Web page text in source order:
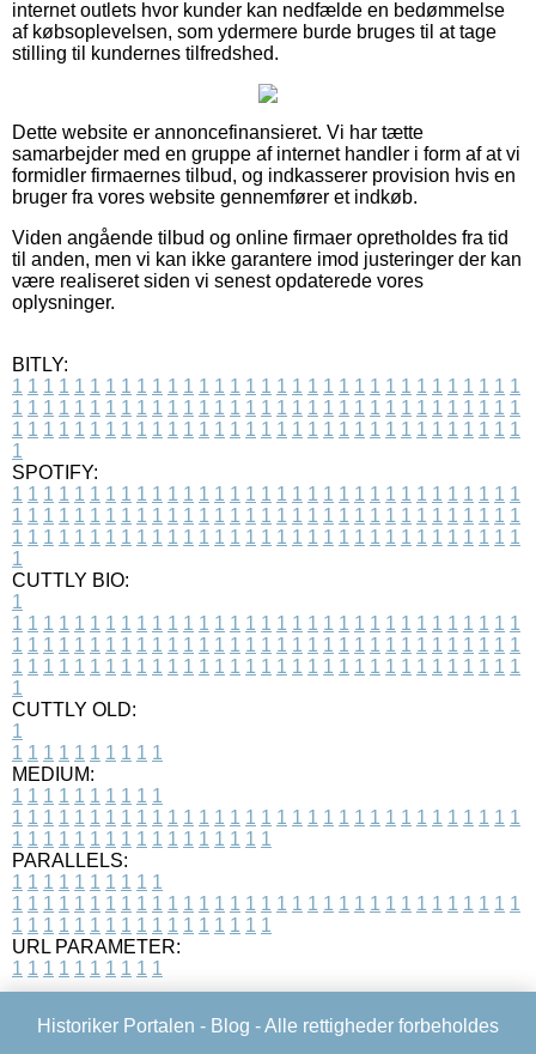
internet outlets hvor kunder kan nedfælde en bedømmelse
af købsoplevelsen, som ydermere burde bruges til at tage
stilling til kundernes tilfredshed.
Dette website er annoncefinansieret. Vi har tætte
samarbejder med en gruppe af internet handler i form af at vi
formidler firmaernes tilbud, og indkasserer provision hvis en
bruger fra vores website gennemfører et indkøb.
Viden angående tilbud og online firmaer opretholdes fra tid
til anden, men vi kan ikke garantere imod justeringer der kan
være realiseret siden vi senest opdaterede vores
oplysninger.
BITLY:
1 1 1 1 1 1 1 1 1 1 1 1 1 1 1 1 1 1 1 1 1 1 1 1 1 1 1 1 1 1 1 1 1
1 1 1 1 1 1 1 1 1 1 1 1 1 1 1 1 1 1 1 1 1 1 1 1 1 1 1 1 1 1 1 1 1
1 1 1 1 1 1 1 1 1 1 1 1 1 1 1 1 1 1 1 1 1 1 1 1 1 1 1 1 1 1 1 1 1
1
SPOTIFY:
1 1 1 1 1 1 1 1 1 1 1 1 1 1 1 1 1 1 1 1 1 1 1 1 1 1 1 1 1 1 1 1 1
1 1 1 1 1 1 1 1 1 1 1 1 1 1 1 1 1 1 1 1 1 1 1 1 1 1 1 1 1 1 1 1 1
1 1 1 1 1 1 1 1 1 1 1 1 1 1 1 1 1 1 1 1 1 1 1 1 1 1 1 1 1 1 1 1 1
1
CUTTLY BIO:
1
1 1 1 1 1 1 1 1 1 1 1 1 1 1 1 1 1 1 1 1 1 1 1 1 1 1 1 1 1 1 1 1 1
1 1 1 1 1 1 1 1 1 1 1 1 1 1 1 1 1 1 1 1 1 1 1 1 1 1 1 1 1 1 1 1 1
1 1 1 1 1 1 1 1 1 1 1 1 1 1 1 1 1 1 1 1 1 1 1 1 1 1 1 1 1 1 1 1 1
1
CUTTLY OLD:
1
1 1 1 1 1 1 1 1 1 1
MEDIUM:
1 1 1 1 1 1 1 1 1 1
1 1 1 1 1 1 1 1 1 1 1 1 1 1 1 1 1 1 1 1 1 1 1 1 1 1 1 1 1 1 1 1 1
1 1 1 1 1 1 1 1 1 1 1 1 1 1 1 1 1
PARALLELS:
1 1 1 1 1 1 1 1 1 1
1 1 1 1 1 1 1 1 1 1 1 1 1 1 1 1 1 1 1 1 1 1 1 1 1 1 1 1 1 1 1 1 1
1 1 1 1 1 1 1 1 1 1 1 1 1 1 1 1 1
URL PARAMETER:
1 1 1 1 1 1 1 1 1 1
Historiker Portalen - Blog - Alle rettigheder forbeholdes